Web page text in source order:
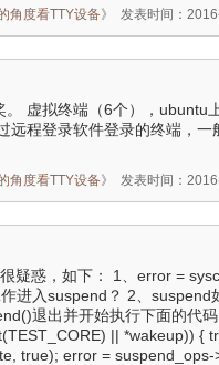
角度看TTY设备》 发表时间：
。 虚拟终端（6个），ubuntu
远程登录软件登录的终端，
角度看TTY设备》 发表时间：
疑惑，如下： 1、error =
进入suspend？ 2、suspend
退出并开始执行下面的代
|| *wakeup)) {
true); error =